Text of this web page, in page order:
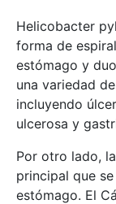
Helicobacter
forma de
estómago y
una variedad
incluyendo
ulcerosa y
Por otro lado,
principal que
estómago. El